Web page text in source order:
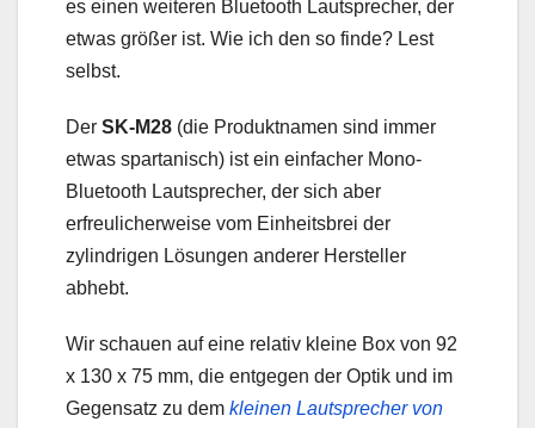
es einen weiteren Bluetooth Lautsprecher, der
etwas größer ist. Wie ich den so finde? Lest
selbst.
Der SK-M28 (die Produktnamen sind immer
etwas spartanisch) ist ein einfacher Mono-
Bluetooth Lautsprecher, der sich aber
erfreulicherweise vom Einheitsbrei der
zylindrigen Lösungen anderer Hersteller
abhebt.
Wir schauen auf eine relativ kleine Box von 92
x 130 x 75 mm, die entgegen der Optik und im
Gegensatz zu dem kleinen Lautsprecher von